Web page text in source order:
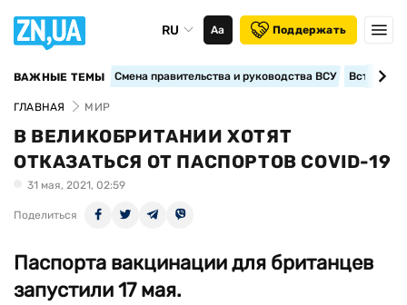
RU Аа Поддержать
ВАЖНЫЕ ТЕМЫ Смена правительства и руководства ВСУ
ГЛАВНАЯ МИР
В ВЕЛИКОБРИТАНИИ ХОТЯТ
ОТКАЗАТЬСЯ ОТ ПАСПОРТОВ COVID-19
31 мая, 2021, 02:59
Поделиться
Паспорта вакцинации для британцев
запустили 17 мая.